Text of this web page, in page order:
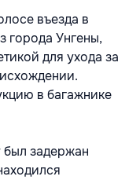
въезда в
города Унгены,
для ухода за
в багажнике
был задержан